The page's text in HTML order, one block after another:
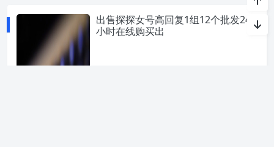
出售探探女号高回复1组12个批发24
小时在线购买出